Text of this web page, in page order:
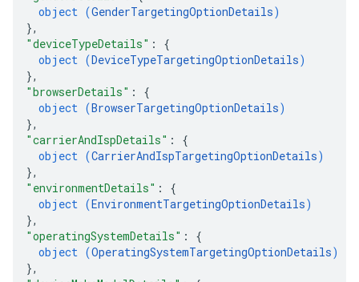
object (GenderTargetingOptionDetails)
},
"deviceTypeDetails" : {
object (DeviceTypeTargetingOptionDetails)
},
"browserDetails" : {
object (BrowserTargetingOptionDetails)
},
"carrierAndIspDetails" : {
object (CarrierAndIspTargetingOptionDetails)
},
"environmentDetails" : {
object (EnvironmentTargetingOptionDetails)
},
"operatingSystemDetails" : {
object (OperatingSystemTargetingOptionDetails)
},